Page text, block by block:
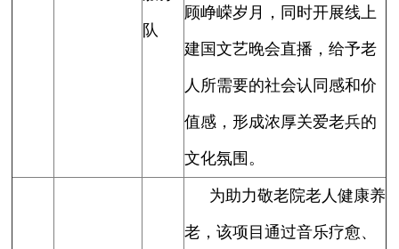
队
顾峥嵘岁月，同时开展线上
建国文艺晚会直播，给予老
人所需要的社会认同感和价
值感，形成浓厚关爱老兵的
文化氛围。
为助力敬老院老人健康养
老，该项目通过音乐疗愈、